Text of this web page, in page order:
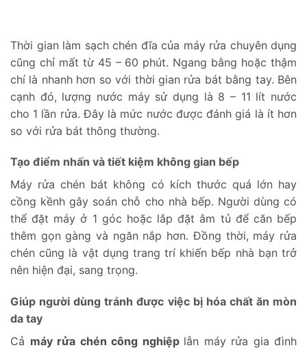
Thời gian làm sạch chén đĩa của máy rửa chuyên dụng
cũng chỉ mất từ 45 – 60 phút. Ngang bằng hoặc thậm
chí là nhanh hơn so với thời gian rửa bát bằng tay. Bên
cạnh đó, lượng nước máy sử dụng là 8 – 11 lít nước
cho 1 lần rửa. Đây là mức nước được đánh giá là ít hơn
so với rửa bát thông thường.
Tạo điểm nhấn và tiết kiệm không gian bếp
Máy rửa chén bát không có kích thước quá lớn hay
cồng kềnh gây soán chỗ cho nhà bếp. Người dùng có
thể đặt máy ở 1 góc hoặc lắp đặt âm tủ để căn bếp
thêm gọn gàng và ngăn nắp hơn. Đồng thời, máy rửa
chén cũng là vật dụng trang trí khiến bếp nhà bạn trở
nên hiện đại, sang trọng.
Giúp người dùng tránh được việc bị hóa chất ăn mòn
da tay
Cả máy rửa chén công nghiệp lẫn máy rửa gia đình